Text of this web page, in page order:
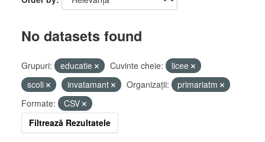
No datasets found
Grupuri: educatie Cuvinte cheie:
licee
scoli
invatamant Organizații:
primariatm
Formate:
CSV
Filtrează Rezultatele